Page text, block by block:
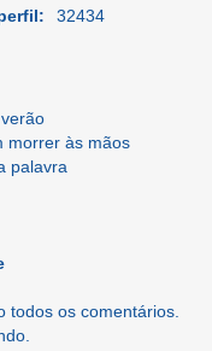
32434
morrer às mãos
palavra
todos os comentários.